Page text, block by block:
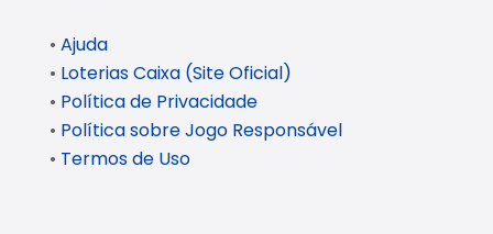
• Ajuda
• Loterias Caixa (Site Oficial)
• Política de Privacidade
• Política sobre Jogo Responsável
• Termos de Uso